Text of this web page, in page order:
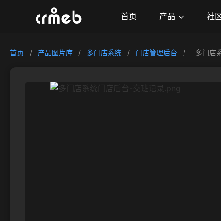
首页 产品 社
首页 / 产品图片库 / 多门店系统 / 门店管理后台 / 多门店